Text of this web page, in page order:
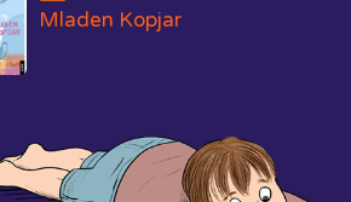
Mladen Kopjar